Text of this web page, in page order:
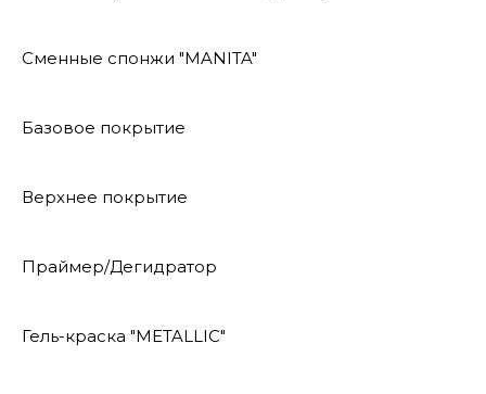
Сменные спонжи "MANITA"
Базовое покрытие
Верхнее покрытие
Праймер/Дегидратор
Гель-краска "METALLIC"